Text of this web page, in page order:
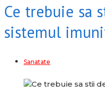
Ce trebuie sa
sistemul
Sanatate